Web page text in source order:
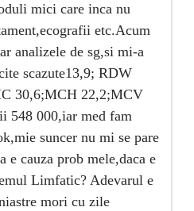
mici care inca nu
etc.Acum
analizele de sg,si mi-a
scazute13,9; RDW
30,6;MCH 22,2;MCV
548 000,iar med fam
suncer nu mi se pare
e cauza prob mele,daca e
Limfatic? Adevarul e
mori cu zile